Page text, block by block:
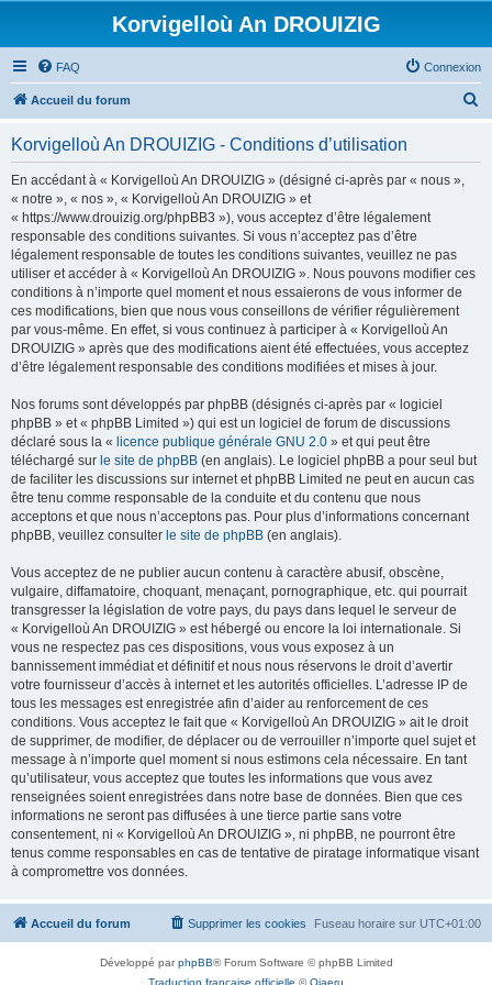
Korvigelloù An DROUIZIG
FAQ Connexion
Accueil du forum
Korvigelloù An DROUIZIG - Conditions d’utilisation
En accédant à « Korvigelloù An DROUIZIG » (désigné ci-après par « nous »,
« notre », « nos », « Korvigelloù An DROUIZIG » et
« https://www.drouizig.org/phpBB3 »), vous acceptez d’être légalement
responsable des conditions suivantes. Si vous n’acceptez pas d’être
légalement responsable de toutes les conditions suivantes, veuillez ne pas
utiliser et accéder à « Korvigelloù An DROUIZIG ». Nous pouvons modifier ces
conditions à n’importe quel moment et nous essaierons de vous informer de
ces modifications, bien que nous vous conseillons de vérifier régulièrement
par vous-même. En effet, si vous continuez à participer à « Korvigelloù An
DROUIZIG » après que des modifications aient été effectuées, vous acceptez
d’être légalement responsable des conditions modifiées et mises à jour.
Nos forums sont développés par phpBB (désignés ci-après par « logiciel
phpBB » et « phpBB Limited ») qui est un logiciel de forum de discussions
déclaré sous la « licence publique générale GNU 2.0 » et qui peut être
téléchargé sur le site de phpBB (en anglais). Le logiciel phpBB a pour seul but
de faciliter les discussions sur internet et phpBB Limited ne peut en aucun cas
être tenu comme responsable de la conduite et du contenu que nous
acceptons et que nous n’acceptons pas. Pour plus d’informations concernant
phpBB, veuillez consulter le site de phpBB (en anglais).
Vous acceptez de ne publier aucun contenu à caractère abusif, obscène,
vulgaire, diffamatoire, choquant, menaçant, pornographique, etc. qui pourrait
transgresser la législation de votre pays, du pays dans lequel le serveur de
« Korvigelloù An DROUIZIG » est hébergé ou encore la loi internationale. Si
vous ne respectez pas ces dispositions, vous vous exposez à un
bannissement immédiat et définitif et nous nous réservons le droit d’avertir
votre fournisseur d’accès à internet et les autorités officielles. L’adresse IP de
tous les messages est enregistrée afin d’aider au renforcement de ces
conditions. Vous acceptez le fait que « Korvigelloù An DROUIZIG » ait le droit
de supprimer, de modifier, de déplacer ou de verrouiller n’importe quel sujet et
message à n’importe quel moment si nous estimons cela nécessaire. En tant
qu’utilisateur, vous acceptez que toutes les informations que vous avez
renseignées soient enregistrées dans notre base de données. Bien que ces
informations ne seront pas diffusées à une tierce partie sans votre
consentement, ni « Korvigelloù An DROUIZIG », ni phpBB, ne pourront être
tenus comme responsables en cas de tentative de piratage informatique visant
à compromettre vos données.
Accueil du forum Fuseau horaire sur UTC+01:00
Supprimer les cookies
Développé parphpBB® Forum Software © phpBB Limited
Traduction française officielle ©Qiaeru